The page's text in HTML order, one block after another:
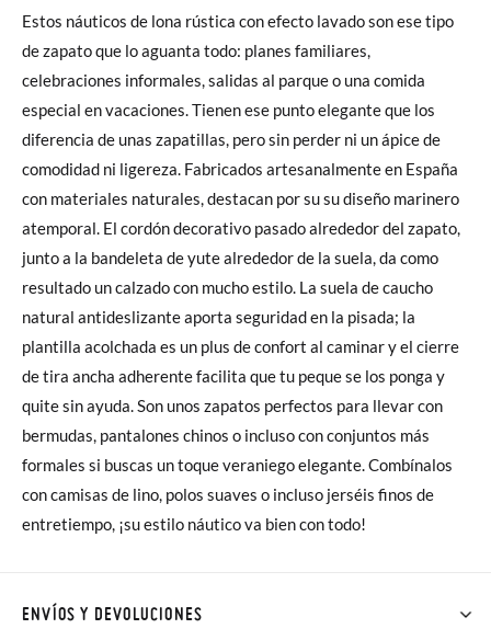
Estos náuticos de lona rústica con efecto lavado son ese tipo
de zapato que lo aguanta todo: planes familiares,
celebraciones informales, salidas al parque o una comida
especial en vacaciones. Tienen ese punto elegante que los
diferencia de unas zapatillas, pero sin perder ni un ápice de
comodidad ni ligereza. Fabricados artesanalmente en España
con materiales naturales, destacan por su su diseño marinero
atemporal. El cordón decorativo pasado alrededor del zapato,
junto a la bandeleta de yute alrededor de la suela, da como
resultado un calzado con mucho estilo. La suela de caucho
natural antideslizante aporta seguridad en la pisada; la
plantilla acolchada es un plus de confort al caminar y el cierre
de tira ancha adherente facilita que tu peque se los ponga y
quite sin ayuda. Son unos zapatos perfectos para llevar con
bermudas, pantalones chinos o incluso con conjuntos más
formales si buscas un toque veraniego elegante. Combínalos
con camisas de lino, polos suaves o incluso jerséis finos de
entretiempo, ¡su estilo náutico va bien con todo!
ENVÍOS Y DEVOLUCIONES